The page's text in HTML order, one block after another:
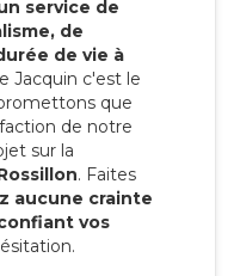
service de
de
de vie à
Jacquin c'est le
que
de notre
sur la
. Faites
aucune crainte
vos